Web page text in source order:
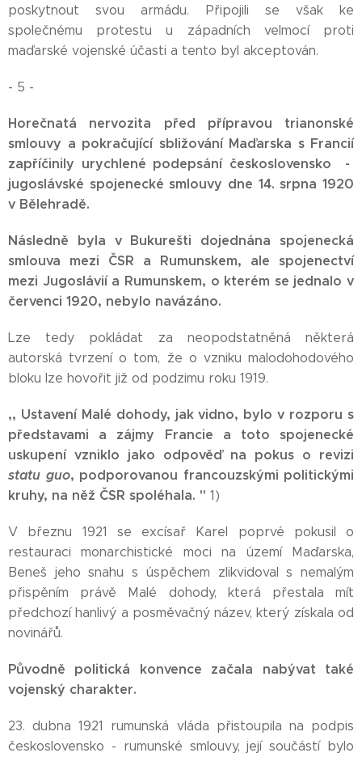
poskytnout svou armádu. Připojili se však ke
společnému protestu u západních velmocí proti
maďarské vojenské účasti a tento byl akceptován.
- 5 -
Horečnatá nervozita před přípravou trianonské
smlouvy a pokračující sbližování Maďarska s Francií
zapříčinily urychlené podepsání československo -
jugoslávské spojenecké smlouvy dne 14. srpna 1920
v Bělehradě.
Následně byla v Bukurešti dojednána spojenecká
smlouva mezi ČSR a Rumunskem, ale spojenectví
mezi Jugoslávií a Rumunskem, o kterém se jednalo v
červenci 1920, nebylo navázáno.
Lze tedy pokládat za neopodstatněná některá
autorská tvrzení o tom, že o vzniku malodohodového
bloku lze hovořit již od podzimu roku 1919.
,, Ustavení Malé dohody, jak vidno, bylo v rozporu s
představami a zájmy Francie a toto spojenecké
uskupení vzniklo jako odpověď na pokus o revizi
statu guo, podporovanou francouzskými politickými
kruhy, na něž ČSR spoléhala. " 1)
V březnu 1921 se excísař Karel poprvé pokusil o
restauraci monarchistické moci na území Maďarska,
Beneš jeho snahu s úspěchem zlikvidoval s nemalým
přispěním právě Malé dohody, která přestala mít
předchozí hanlivý a posměvačný název, který získala od
novinářů.
Původně politická konvence začala nabývat také
vojenský charakter.
23. dubna 1921 rumunská vláda přistoupila na podpis
československo - rumunské smlouvy, její součástí bylo